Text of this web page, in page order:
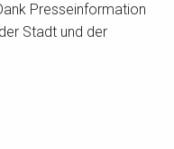
Presseinformation
Stadt und der